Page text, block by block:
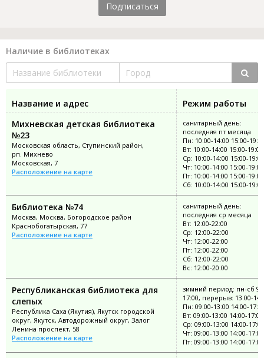
Подписаться
Наличие в библиотеках
Название и адрес
Режим работы
Михневская детская библиотека
№23
Московская область, Ступинский район,
рп. Михнево
Московская, 7
Расположение на карте
санитарный день:
последняя пт месяца
Пн: 10:00-14:00 15:00-
Вт: 10:00-14:00 15:00-19:00
Ср: 10:00-14:00 15:00-19:00
Чт: 10:00-14:00 15:00-19:00
Пт: 10:00-14:00 15:00-19:00
Сб: 10:00-14:00 15:00-19:00
Библиотека №74
Москва, Москва, Богородское район
Краснобогатырская, 77
Расположение на карте
санитарный день:
последняя ср месяца
Вт: 12:00-22:00
Ср: 12:00-22:00
Чт: 12:00-22:00
Пт: 12:00-22:00
Сб: 12:00-22:00
Вс: 12:00-20:00
Республиканская библиотека для
слепых
Республика Саха (Якутия), Якутск городской
округ, Якутск, Автодорожный округ, Залог
Ленина проспект, 58
Расположение на карте
зимний период: пн-сб
17:00, перерыв: 13:00-
Пн: 09:00-13:00 14:00-
Вт: 09:00-13:00 14:00-17:00
Ср: 09:00-13:00 14:00-17:00
Чт: 09:00-13:00 14:00-17:00
Пт: 09:00-13:00 14:00-17:00